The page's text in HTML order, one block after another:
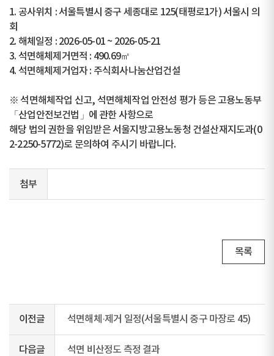
1. 공사위치 : 서울특별시 중구 세종대로 125(태평로1가) 서울시 의
회
2. 해체일정 : 2026-05-01 ~ 2026-05-21
3. 석면해체제거면적 : 490.69㎡
4. 석면해체제거업자 : 주식회사나눔산업건설
※ 석면해체작업 신고, 석면해체작업 안전성 평가 등은 고용노동부
「산업안전보건법」에 관한 사항으로
해당 법의 권한을 위임받은 서울지방고용노동청 건설산재지도과(0
2-2250-5772)로 문의하여 주시기 바랍니다.
첨부
목록
이전글 석면해체·제거 일정(서울특별시 중구 마장로 45)
다음글 석면 비산정도 측정 결과